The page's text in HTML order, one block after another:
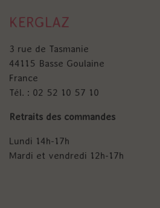
KERGLAZ
3 rue de Tasmanie
44115 Basse Goulaine
France
Tél. : 02 52 10 57 10
Retraits des commandes
Lundi 14h-17h
Mardi et vendredi 12h-17h